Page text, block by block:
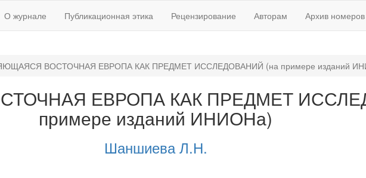
О журнале Публикационная этика Рецензирование Авторам Архив номеров
ВОСТОЧНАЯ ЕВРОПА КАК ПРЕДМЕТ ИССЛЕДОВАНИЙ (на примере изданий
ЕВРОПА КАК ПРЕДМЕТ
примере изданий ИНИОНа)
Шаншиева Л.Н.